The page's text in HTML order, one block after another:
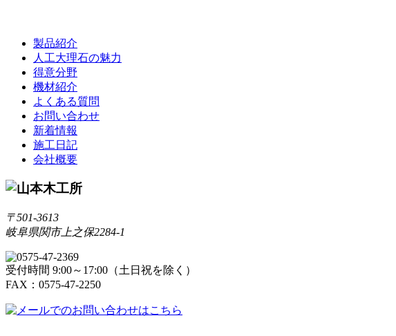
製品紹介
人工大理石の魅力
得意分野
機材紹介
よくある質問
お問い合わせ
新着情報
施工日記
会社概要
〒501-3613
岐阜県関市上之保2284-1
受付時間 9:00～17:00（土日祝を除く）
FAX：0575-47-2250